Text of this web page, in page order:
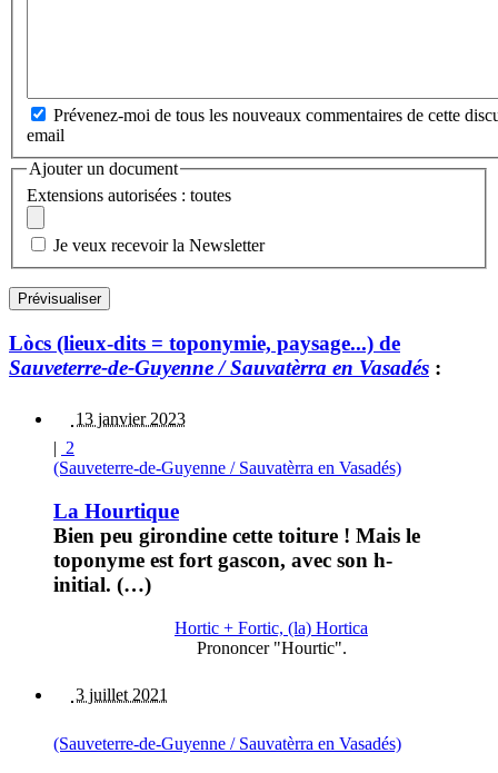
Prévenez-moi de tous les nouveaux commentaires de cette
email
Ajouter un document
Extensions autorisées : toutes
Je veux recevoir la Newsletter
Lòcs (lieux-dits = toponymie, paysage...) de
Sauveterre-de-Guyenne / Sauvatèrra en Vasadés :
13 janvier 2023
| 2
(Sauveterre-de-Guyenne / Sauvatèrra en Vasadés)
La Hourtique
Bien peu girondine cette toiture ! Mais le
toponyme est fort gascon, avec son h-
initial. (…)
Hortic + Fortic, (la) Hortica
Prononcer "Hourtic".
3 juillet 2021
(Sauveterre-de-Guyenne / Sauvatèrra en Vasadés)